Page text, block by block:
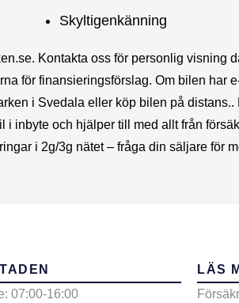
Skyltigenkänning
Kontakta oss för personlig
för finansieringsförslag. Om bilen
i Svedala eller köp bilen på
inbyte och hjälper till med allt från
i 2g/3g nätet – fråga din säljare
07:00-16:00
LÄS